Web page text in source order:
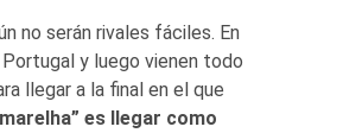
no serán rivales fáciles. En
y luego vienen todo
llegar a la final en el que
es llegar como